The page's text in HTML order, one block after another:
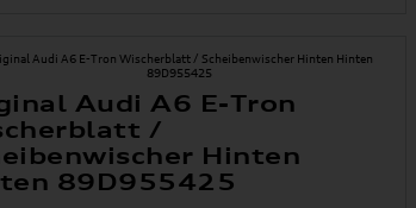
Audi A6 E-Tron
/
Hinten
89D955425